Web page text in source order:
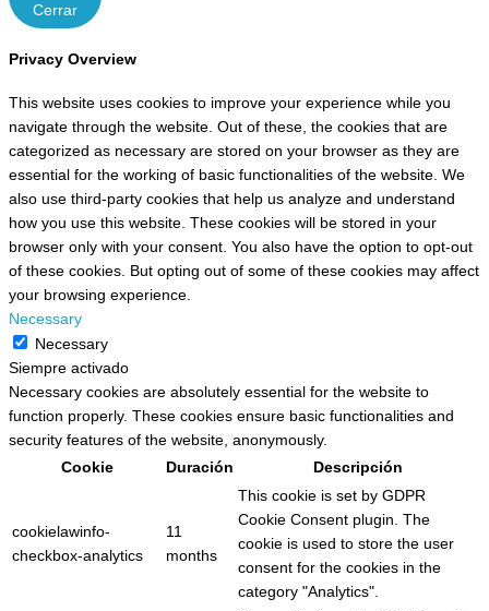
Cerrar
Privacy Overview
This website uses cookies to improve your experience while you
navigate through the website. Out of these, the cookies that are
categorized as necessary are stored on your browser as they are
essential for the working of basic functionalities of the website. We
also use third-party cookies that help us analyze and understand
how you use this website. These cookies will be stored in your
browser only with your consent. You also have the option to opt-out
of these cookies. But opting out of some of these cookies may affect
your browsing experience.
Necessary
Necessary
Siempre activado
Necessary cookies are absolutely essential for the website to
function properly. These cookies ensure basic functionalities and
security features of the website, anonymously.
Cookie
Duración Descripción
cookielawinfo-
checkbox-analytics
11
months
This cookie is set by GDPR
Cookie Consent plugin. The
cookie is used to store the user
consent for the cookies in the
category "Analytics".